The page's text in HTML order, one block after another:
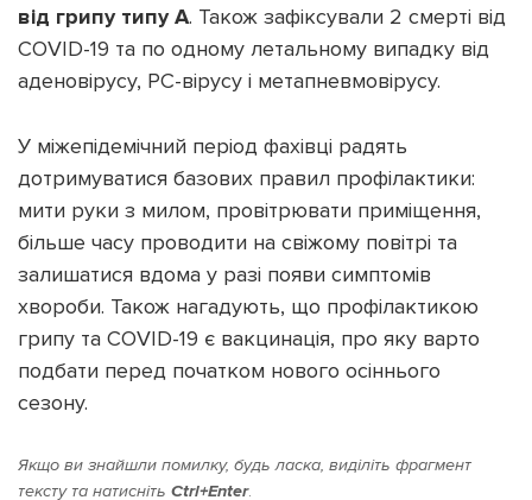
від грипу типу А. Також зафіксували 2 смерті від
COVID-19 та по одному летальному випадку від
аденовірусу, РС-вірусу і метапневмовірусу.
У міжепідемічний період фахівці радять
дотримуватися базових правил профілактики:
мити руки з милом, провітрювати приміщення,
більше часу проводити на свіжому повітрі та
залишатися вдома у разі появи симптомів
хвороби. Також нагадують, що профілактикою
грипу та COVID-19 є вакцинація, про яку варто
подбати перед початком нового осіннього
сезону.
Якщо ви знайшли помилку, будь ласка, виділіть фрагмент
тексту та натисніть Ctrl+Enter.